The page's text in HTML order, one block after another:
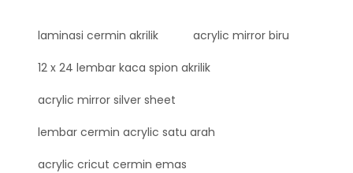
laminasi cermin akrilik acrylic mirror biru
12 x 24 lembar kaca spion akrilik
acrylic mirror silver sheet
lembar cermin acrylic satu arah
acrylic cricut cermin emas